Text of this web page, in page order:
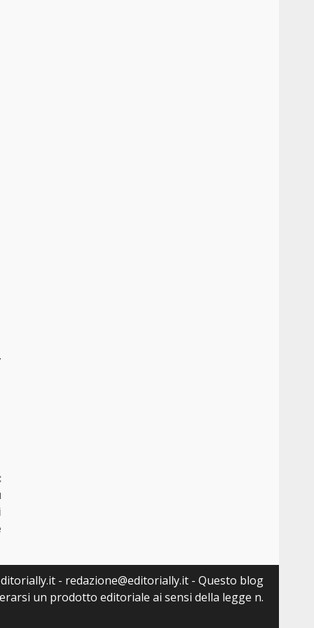
- redazione@editorially.it - Questo blog
un prodotto editoriale ai sensi della legge n.